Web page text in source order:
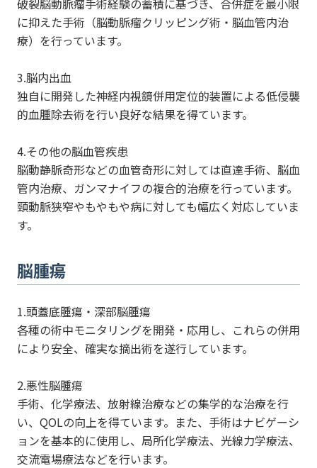
に抑えた手術（脳動脈瘤クリッピング術・脳血管内治
療）を行っています。
3.脳内出血
独自に開発した神経内視鏡併用定位的装置による低侵襲
的血腫除去術を行い良好な結果を得ています。
4.その他の脳血管疾患
脳動静脈奇形などの血管奇形に対しては直達手術、脳血
管内治療、ガンマナイフの複合的治療を行っています。
頸動脈狭窄やもやもや病に対しても幅広く対応していま
す。
脳腫瘍
1.頭蓋底腫瘍・深部脳腫瘍
各種の術中モニタリングを開発・応用し、これらの併用
により安全、確実な摘出術を遂行しています。
2.悪性脳腫瘍
手術、化学療法、放射線治療などの集学的な治療を行
い、QOLの向上を得ています。また、手術はナビゲーシ
ョンを基本的に使用し、局所化学療法、光線力学療法、
交流電場療法などを行います。